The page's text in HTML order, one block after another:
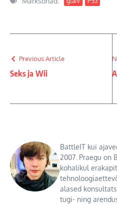
Previous Article
Seks ja Wii
BattleIT kui
2007. Praegu on
kohalikul
alased
tugi- ning